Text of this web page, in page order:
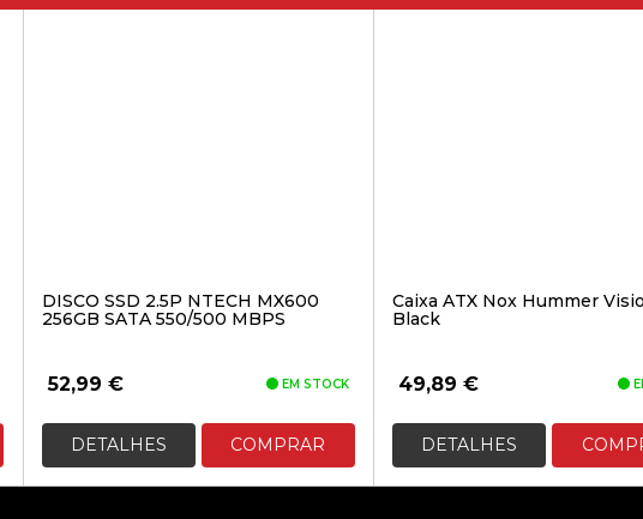
DISCO SSD 2.5P NTECH MX600
256GB SATA 550/500 MBPS
52,99 € EM STOCK
DETALHES COMPRAR
Caixa ATX Nox Hummer
Black
49,89 €
DETALHES